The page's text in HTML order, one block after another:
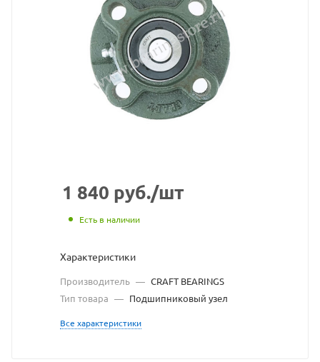
CRAFT
взят
с
сайта
1 840 руб./шт
Есть в наличии
Характеристики
Производитель — CRAFT BEARINGS
Тип товара — Подшипниковый узел
Все характеристики